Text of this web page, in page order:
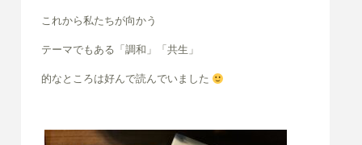
これから私たちが向かう
テーマでもある「調和」「共生」
的なところは好んで読んでいました